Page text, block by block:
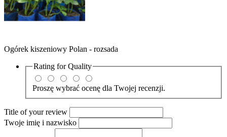
Ogórek kiszeniowy Polan - rozsada
Rating forQuality
Proszę wybrać ocenę dla Twojej recenzji.
Title of your review
Twoje imię i nazwisko